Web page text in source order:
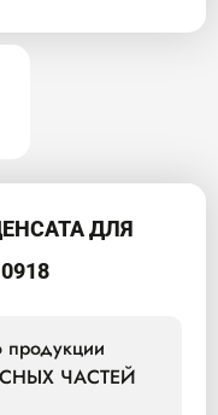
ДЛЯ
продукции
ЧАСТЕЙ